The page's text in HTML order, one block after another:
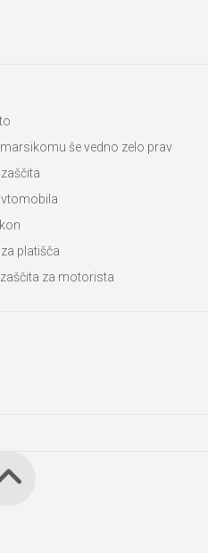
še vedno zelo prav
platišča
za motorista